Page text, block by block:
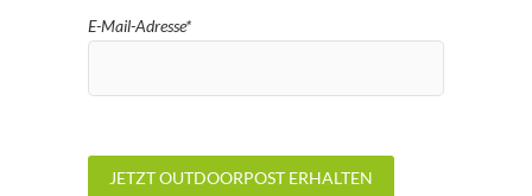
E-Mail-Adresse*